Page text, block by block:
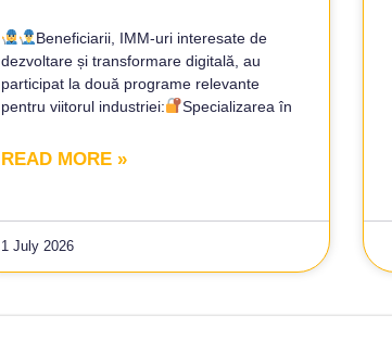
Beneficiarii, IMM-uri interesate de
dezvoltare și transformare digitală, au
participat la două programe relevante
pentru viitorul industriei:
Specializarea în
READ MORE »
1 July 2026